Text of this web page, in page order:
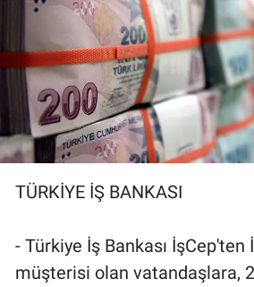
TÜRKİYE İŞ BANKASI
- Türkiye İş Bankası İşCep'ten
müşterisi olan vatandaşlara,